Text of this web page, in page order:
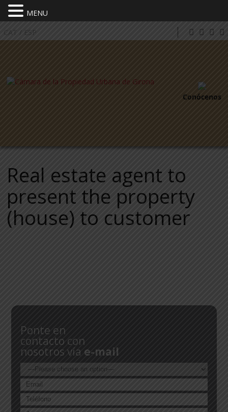
CAT / ESP
Conócenos
Real estate agent to
present the property
(house) to customer
Ponte en
contacto con
nosotros vía e-mail
MENU